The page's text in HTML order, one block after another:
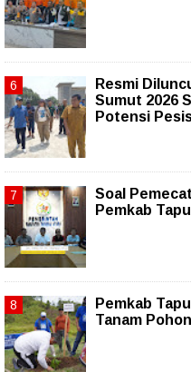
Resmi
Sumut 2026
Potensi
Soal
Pemkab
Pemkab
Tanam